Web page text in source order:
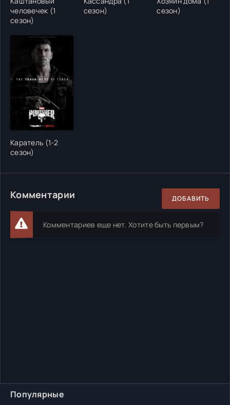
Популярные
человечек (1
сезон)
сезон)
сезон)
Каратель (1-2
сезон)
Комментарии ДОБАВИТЬ
Комментариев еще нет. Хотите быть первым?